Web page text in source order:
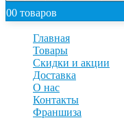
00 товаров
Главная
Товары
Скидки и акции
Доставка
О нас
Контакты
Франшиза